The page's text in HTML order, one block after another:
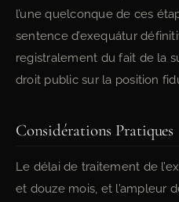
l’une quelconque de ces
sentence d’exequátur
registralement du fait de la
droit public sur la position
Considérations Pratiques
Le délai de traitement de
et douze mois, et l’ampleur